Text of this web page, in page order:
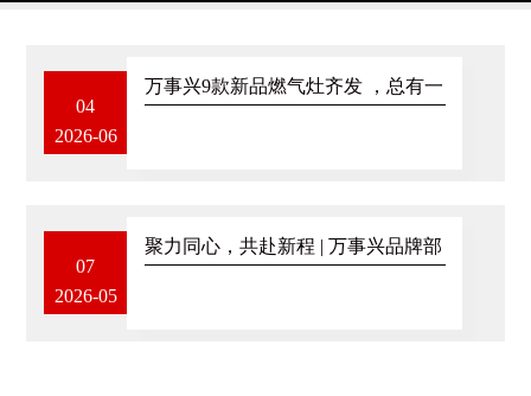
04
2026-06
万事兴9款新品燃气灶齐发 ，总有一
07
2026-05
聚力同心，共赴新程 | 万事兴品牌部